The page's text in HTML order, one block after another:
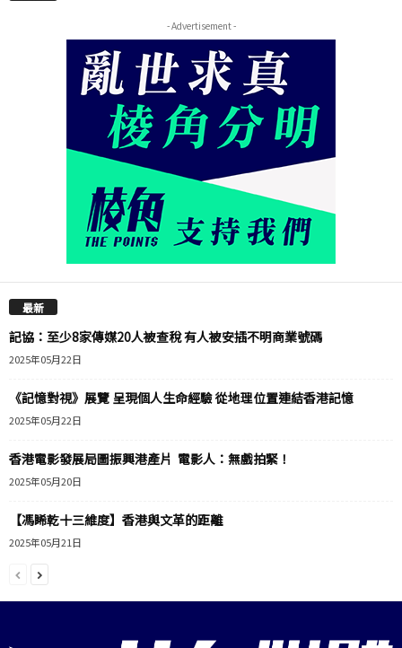
- Advertisement -
最新
記協：至少8家傳媒20人被查稅 有人被安插不明商業號碼
2025年05月22日
《記憶對視》展覽 呈現個人生命經驗 從地理位置連結香港記憶
2025年05月22日
香港電影發展局圖振興港產片 電影人：無戲拍緊！
2025年05月20日
【馮睎乾十三維度】香港與文革的距離
2025年05月21日